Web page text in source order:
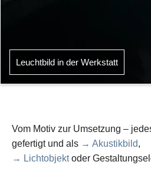
Leuchtbild in der Werkstatt
Vom Motiv zur Umsetzung –
gefertigt und als → Akustikbild,
→ Lichtobjektoder